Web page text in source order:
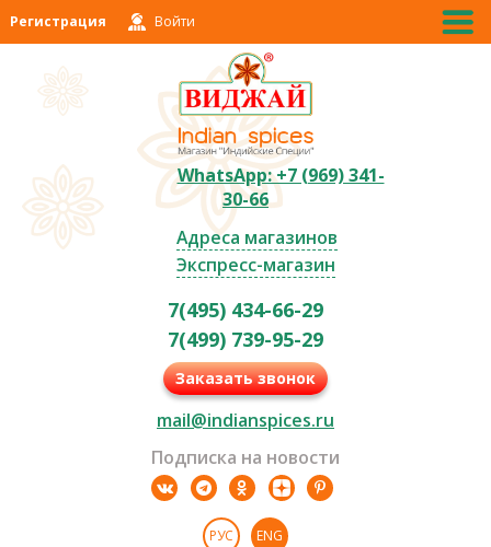
Регистрация Войти
WhatsApp: +7 (969) 341-
30-66
Адреса магазинов
Экспресс-магазин
7(495) 434-66-29
7(499) 739-95-29
Заказать звонок
mail@indianspices.ru
Подписка на новости
РУС ENG